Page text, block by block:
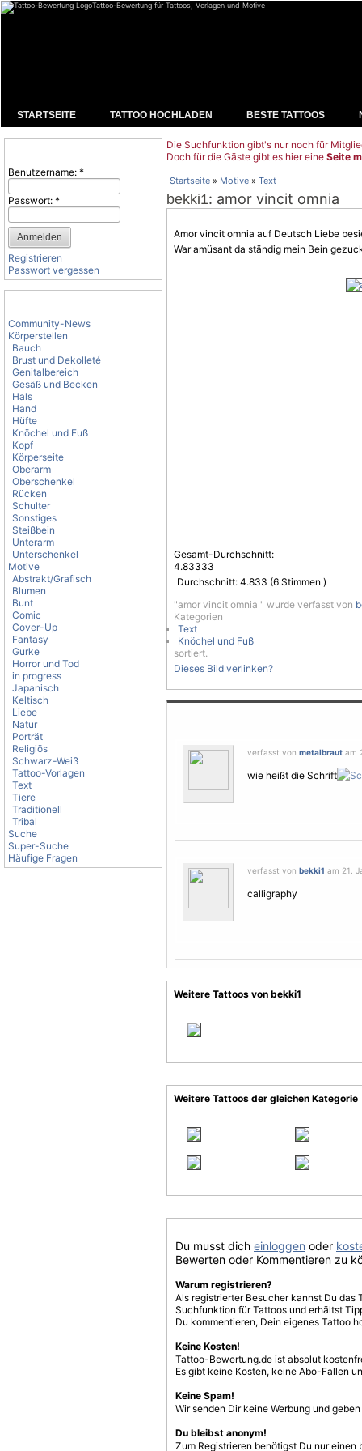
Tattoo-Bewertung für Tattoos, Vorlagen und Motive
STARTSEITE TATTOO HOCHLADEN BESTE TATTOOS
Benutzername: *
Passwort: *
Registrieren
Passwort vergessen
Community-News
Körperstellen
Bauch
Brust und Dekolleté
Genitalbereich
Gesäß und Becken
Hals
Hand
Hüfte
Knöchel und Fuß
Kopf
Körperseite
Oberarm
Oberschenkel
Rücken
Schulter
Sonstiges
Steißbein
Unterarm
Unterschenkel
Motive
Abstrakt/Grafisch
Blumen
Bunt
Comic
Cover-Up
Fantasy
Gurke
Horror und Tod
in progress
Japanisch
Keltisch
Liebe
Natur
Porträt
Religiös
Schwarz-Weiß
Tattoo-Vorlagen
Text
Tiere
Traditionell
Tribal
Suche
Super-Suche
Häufige Fragen
Die Suchfunktion gibt's nur noch für
Doch für die Gäste gibt es hier eine Seite
Startseite » Motive » Text
bekki1: amor vincit omnia
Amor vincit omnia auf Deutsch Liebe
War amüsant da ständig mein Bein
Gesamt-Durchschnitt:
4.83333
Durchschnitt: 4.833 (6 Stimmen )
"amor vincit omnia " wurde verfasst von
Kategorien
Text
Knöchel und Fuß
sortiert.
Dieses Bild verlinken?
verfasst von metalbraut am
wie heißt die Schrift
verfasst von bekki1 am 21.
calligraphy
Weitere Tattoos von bekki1
Weitere Tattoos der gleichen Kategorie
Du musst dich einloggen oder
Bewerten oder Kommentieren zu
Warum registrieren?
Als registrierter Besucher kannst Du
Suchfunktion für Tattoos und erhältst
Du kommentieren, Dein eigenes Tattoo
Keine Kosten!
Tattoo-Bewertung.de ist absolut
Es gibt keine Kosten, keine Abo-Fallen
Keine Spam!
Wir senden Dir keine Werbung und
Du bleibst anonym!
Zum Registrieren benötigst Du nur einen